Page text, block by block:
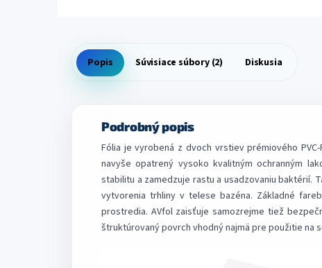
Popis Súvisiace súbory (2) Diskusia
Podrobný popis
Fólia je vyrobená z dvoch vrstiev prémiového
navyše opatrený vysoko kvalitným ochranným
stabilitu a zamedzuje rastu a usadzovaniu
vytvorenia trhliny v telese bazéna. Základné
prostredia. AVfol zaisťuje samozrejme tiež
štruktúrovaný povrch vhodný najmä pre použitie na